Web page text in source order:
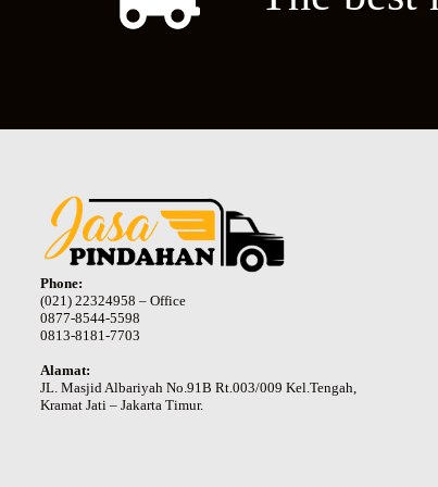
Phone:
(021) 22324958 – Office
0877-8544-5598
0813-8181-7703
Alamat:
JL. Masjid Albariyah No.91B Rt.003/009 Kel.Tengah,
Kramat Jati – Jakarta Timur.